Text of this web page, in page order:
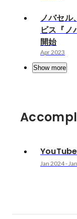
ノバセル
ビス『ノ
開始
Apr 2023
Show more
Jan 2024-